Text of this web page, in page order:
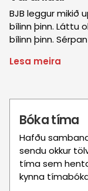
BJB leggur mikið
bílinn þinn. Láttu
bílinn þinn.
Lesa meira
Bóka tíma
Hafðu
sendu okkur
tíma sem
kynna